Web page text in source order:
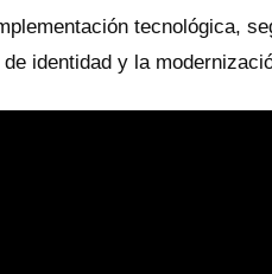
tecnológica,
identidad y la